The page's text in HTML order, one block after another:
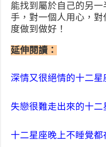
能找到屬於自己的另
手，對一個人用心，
度做到做好！
延伸閱讀：
深情又很絕情的十二星
失戀很難走出來的十二
十二星座晚上不睡覺都